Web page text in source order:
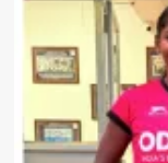
ने
जनदर्शन
आमजन
की
समस्याएं